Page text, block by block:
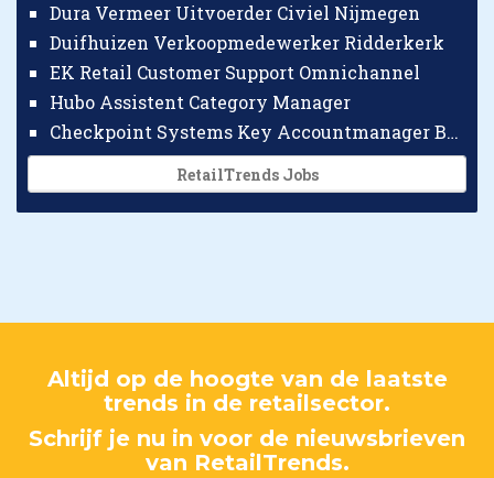
Dura Vermeer Uitvoerder Civiel Nijmegen
Duifhuizen Verkoopmedewerker Ridderkerk
EK Retail Customer Support Omnichannel
Hubo Assistent Category Manager
Checkpoint Systems Key Accountmanager Benelux
RetailTrends Jobs
Altijd op de hoogte van de laatste
trends in de retailsector.
Schrijf je nu in voor de nieuwsbrieven
van RetailTrends.